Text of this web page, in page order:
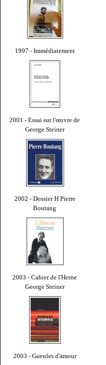
1997 - Immédiatement
2001 - Essai sur l'œuvre de
George Steiner
2002 - Dossier H Pierre
Boutang
2003 - Cahier de l'Herne
George Steiner
2003 - Gueules d'amour